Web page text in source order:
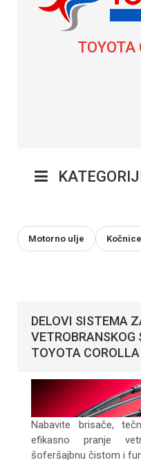
TOYOTA
Motorno ulje Kočnice
DELOVI SISTEMA
TOYOTA
Nabavite brisače,
efikasno pranje
šoferšajbnu čistom i